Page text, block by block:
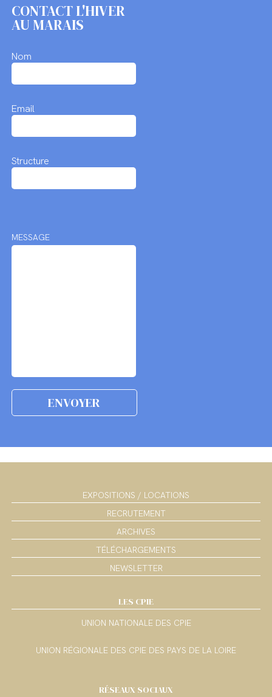
CONTACT L'HIVER
AU MARAIS
Nom
Email
Structure
MESSAGE
EXPOSITIONS / LOCATIONS
RECRUTEMENT
ARCHIVES
TÉLÉCHARGEMENTS
NEWSLETTER
LES CPIE
UNION NATIONALE DES CPIE
UNION RÉGIONALE DES CPIE DES PAYS DE LA LOIRE
RÉSEAUX SOCIAUX